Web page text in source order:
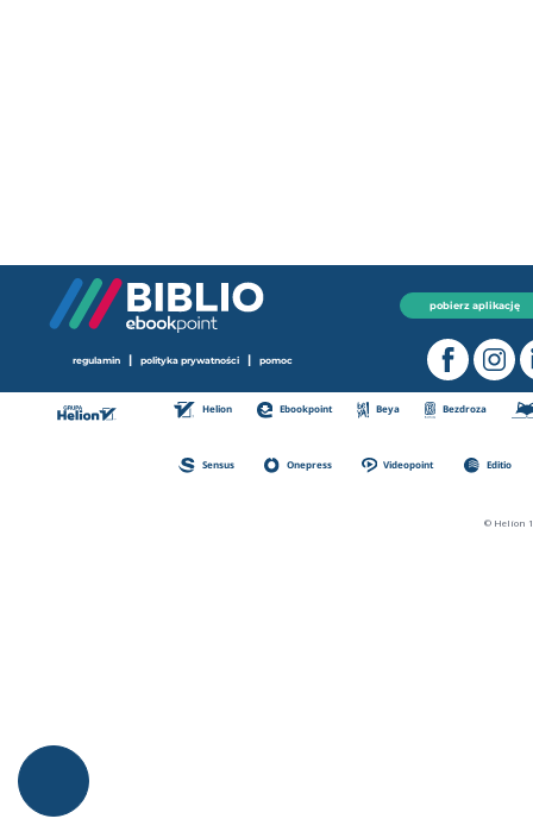
pobierz aplikację
regulamin | polityka prywatności | pomoc
Helion Ebookpoint Beya Bezdroza
Sensus Onepress Videopoint Editio
© Helion